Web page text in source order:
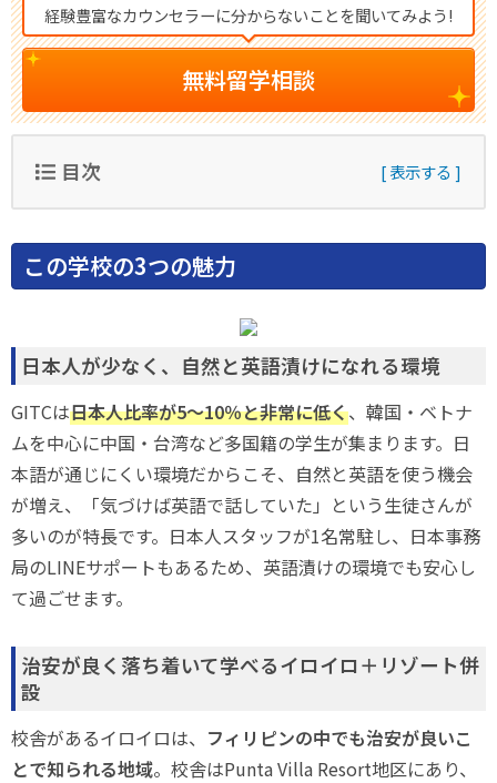
経験豊富なカウンセラーに分からないことを聞いてみよう!
無料留学相談
目次
この学校の3つの魅力
日本人が少なく、自然と英語漬けになれる環境
GITCは日本人比率が5〜10％と非常に低く、韓国・ベトナ
ムを中心に中国・台湾など多国籍の学生が集まります。日
本語が通じにくい環境だからこそ、自然と英語を使う機会
が増え、「気づけば英語で話していた」という生徒さんが
多いのが特長です。日本人スタッフが1名常駐し、日本事務
局のLINEサポートもあるため、英語漬けの環境でも安心し
て過ごせます。
治安が良く落ち着いて学べるイロイロ＋リゾート併
設
校舎があるイロイロは、 フィリピンの中でも治安が良いこ
とで知られる地域。校舎はPunta Villa Resort地区にあり、